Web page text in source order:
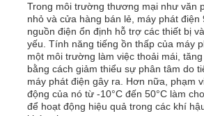
Trong môi trường thương mại như văn
nhỏ và cửa hàng bán lẻ, máy phát điện
nguồn điện ổn định hỗ trợ các thiết bị
yếu. Tính năng tiếng ồn thấp của máy
một môi trường làm việc thoải mái,
bằng cách giảm thiểu sự phân tâm do
máy phát điện gây ra. Hơn nữa, phạm
động của nó từ -10°C đến 50°C làm
để hoạt động hiệu quả trong các khí